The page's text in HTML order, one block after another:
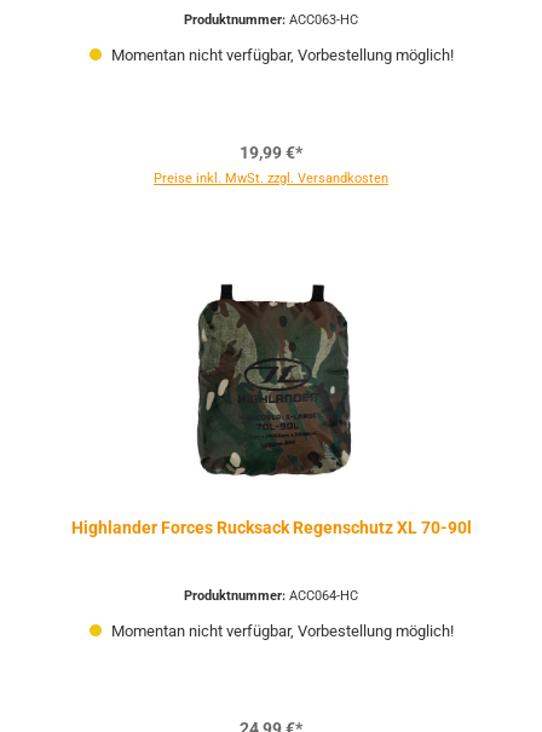
Produktnummer: ACC063-HC
Momentan nicht verfügbar, Vorbestellung möglich!
19,99 €*
Preise inkl. MwSt. zzgl. Versandkosten
Highlander Forces Rucksack Regenschutz XL 70-90l
Produktnummer: ACC064-HC
Momentan nicht verfügbar, Vorbestellung möglich!